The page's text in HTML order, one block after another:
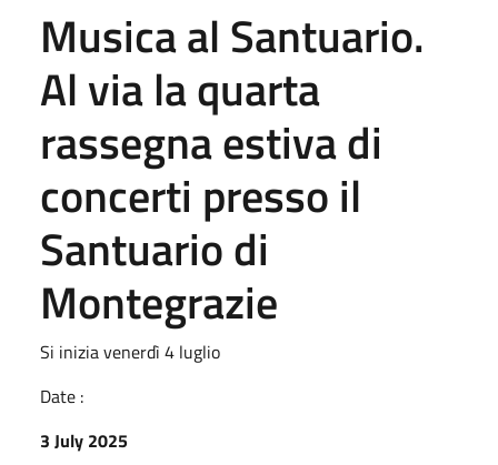
Musica al Santuario.
Al via la quarta
rassegna estiva di
concerti presso il
Santuario di
Montegrazie
Si inizia venerdì 4 luglio
Date :
3 July 2025